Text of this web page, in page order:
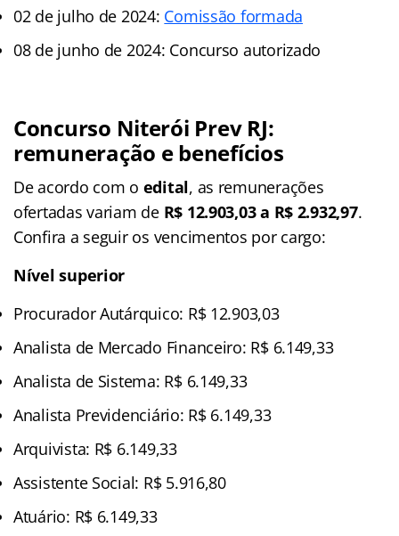
02 de julho de 2024: Comissão formada
08 de junho de 2024: Concurso autorizado
Concurso Niterói Prev RJ:
remuneração e benefícios
De acordo com o edital, as remunerações
ofertadas variam de R$ 12.903,03 a R$ 2.932,97.
Confira a seguir os vencimentos por cargo:
Nível superior
Procurador Autárquico: R$ 12.903,03
Analista de Mercado Financeiro: R$ 6.149,33
Analista de Sistema: R$ 6.149,33
Analista Previdenciário: R$ 6.149,33
Arquivista: R$ 6.149,33
Assistente Social: R$ 5.916,80
Atuário: R$ 6.149,33